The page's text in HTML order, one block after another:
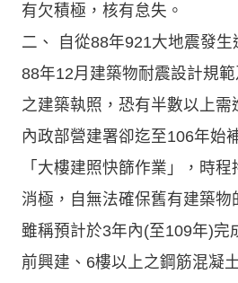
有欠積極，核有怠失。
二、 自從88年921大地震發
88年12月建築物耐震設計規
之建築執照，恐有半數以上需
內政部營建署卻迄至106年始
「大樓建照快篩作業」，時
消極，自無法確保舊有建築物
雖稱預計於3年內(至109年)完
前興建、6樓以上之鋼筋混凝